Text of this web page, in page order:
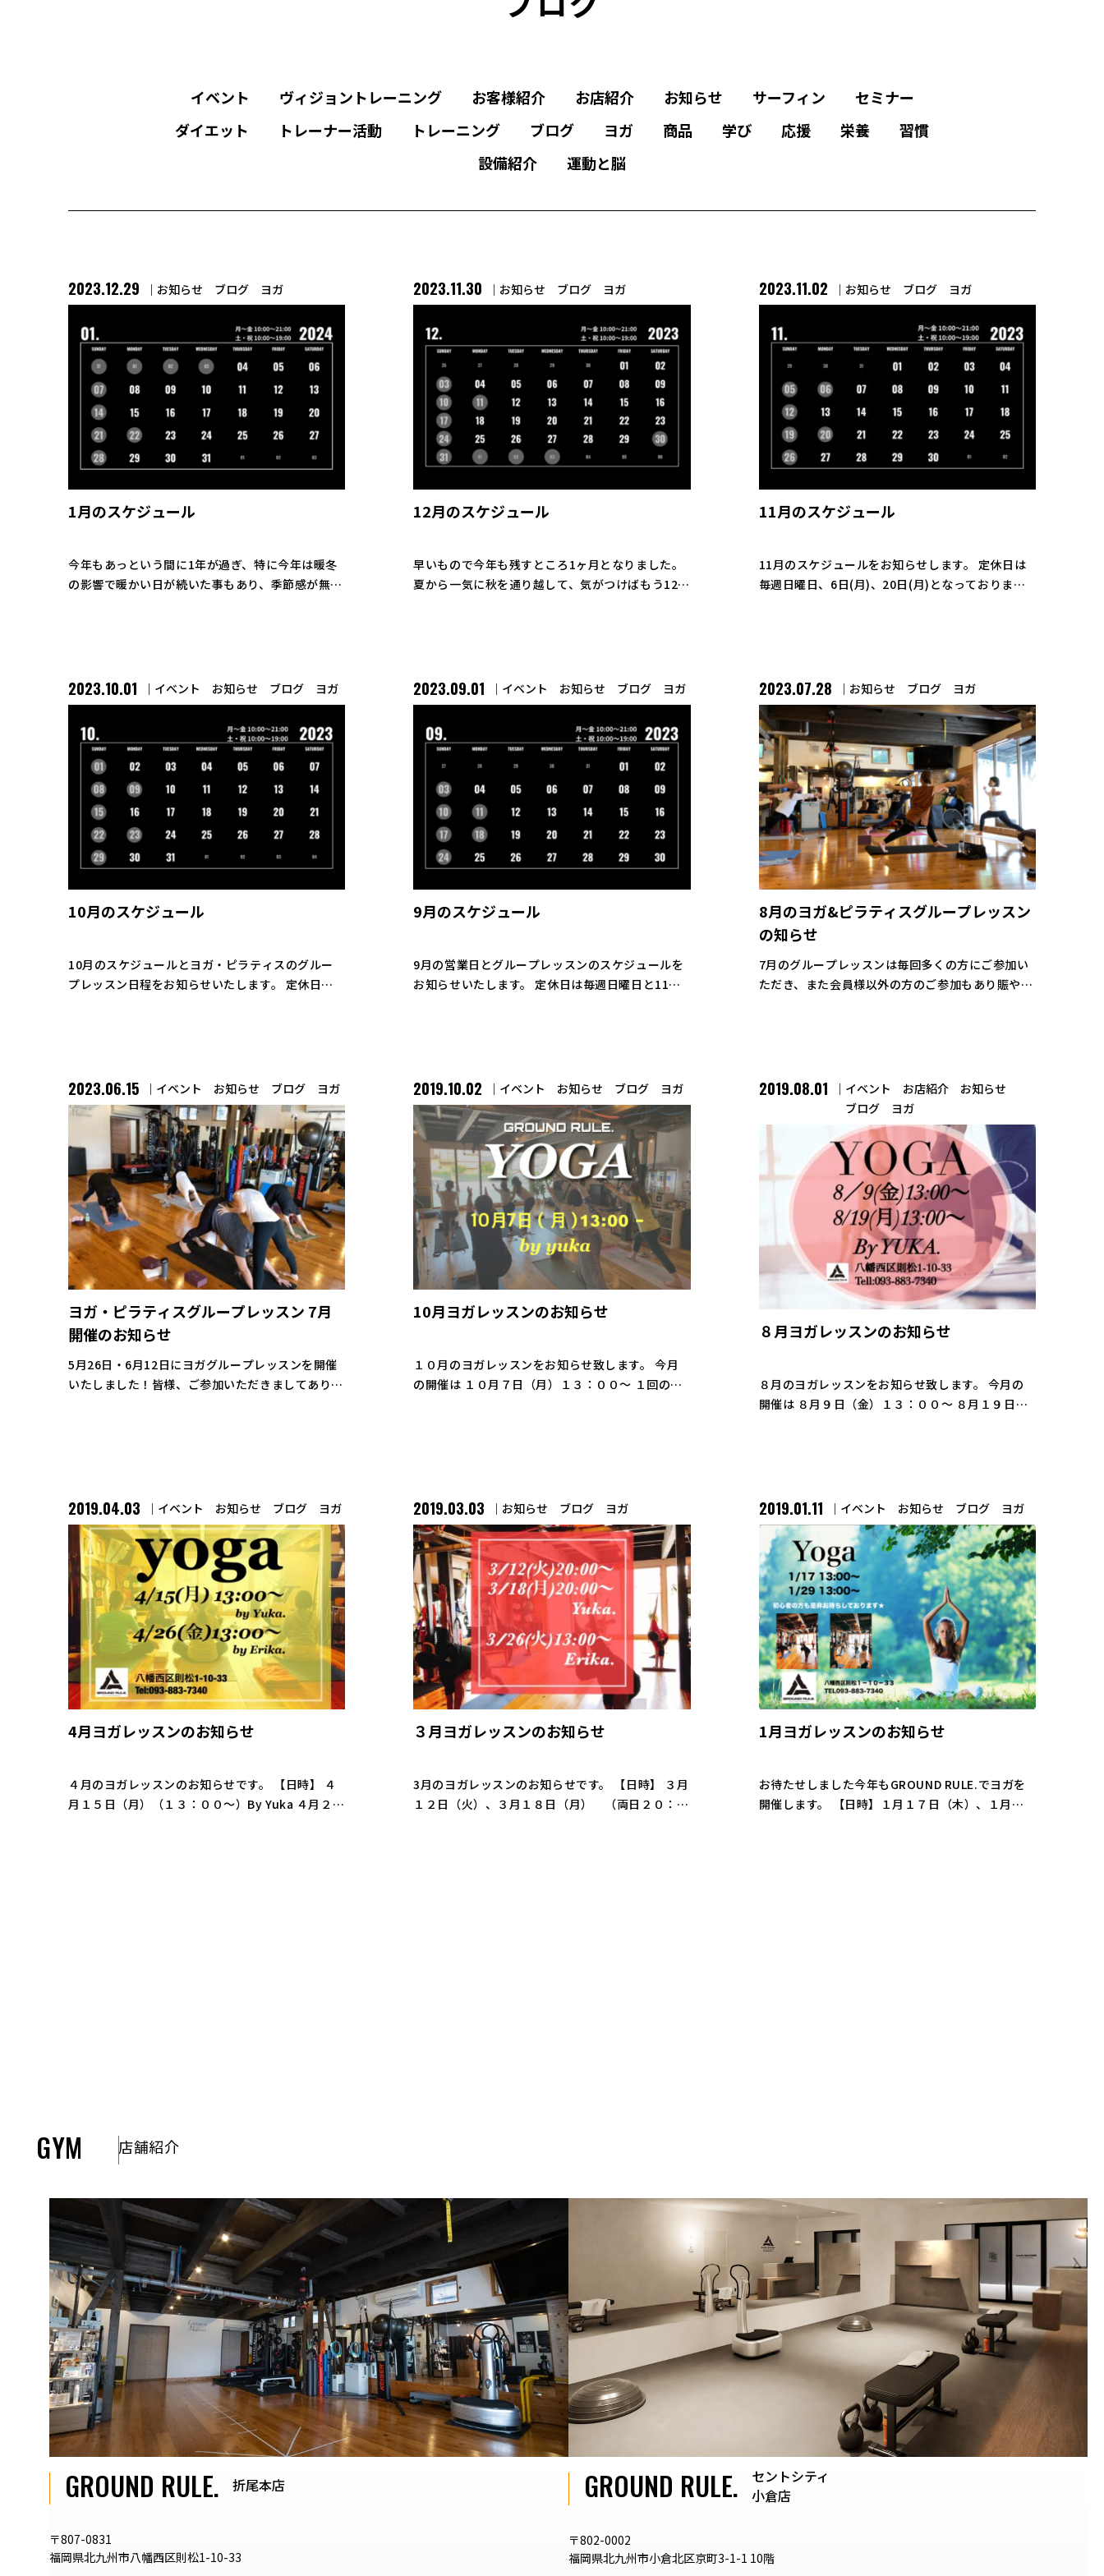
イベント ヴィジョントレーニング お客様紹介 お店紹介 お知らせ サーフィン
セミナー
ダイエット
トレーナー活動 トレーニング ブログ ヨガ 商品 学び 応援 栄養
習慣
設備紹介
運動と脳
2023.12.29 お知らせ ブログ ヨガ
1月のスケジュール
今年もあっという間に1年が過ぎ、特に今年は暖冬
の影響で暖かい日が続いた事もあり、季節感が無く
2023.11.30 お知らせ ブログ ヨガ
12月のスケジュール
早いもので今年も残すところ1ヶ月となりました。
夏から一気に秋を通り越して、気がつけばもう12月
2023.11.02 お知らせ ブログ ヨガ
11月のスケジュール
11月のスケジュールをお知らせします。 定休日は
毎週日曜日、6日(月)、20日(月)となっておりま
2023.10.01 イベント お知らせ ブログ ヨガ
10月のスケジュール
10月のスケジュールとヨガ・ピラティスのグルー
プレッスン日程をお知らせいたします。 定休日は
2023.09.01 イベント お知らせ ブログ ヨガ
9月のスケジュール
9月の営業日とグループレッスンのスケジュールを
お知らせいたします。 定休日は毎週日曜日と11日
2023.07.28 お知らせ ブログ ヨガ
8月のヨガ&ピラティスグループレッスン
の知らせ
7月のグループレッスンは毎回多くの方にご参加い
ただき、また会員様以外の方のご参加もあり賑やか
2023.06.15 イベント お知らせ ブログ ヨガ
ヨガ・ピラティスグループレッスン 7月
開催のお知らせ
5月26日・6月12日にヨガグループレッスンを開催
いたしました！皆様、ご参加いただきましてありが
2019.10.02 イベント お知らせ ブログ ヨガ
10月ヨガレッスンのお知らせ
１０月のヨガレッスンをお知らせ致します。 今月
の開催は １０月７日（月）１３：００〜 １回のみ
2019.08.01 イベント お店紹介
お知らせ
ブログ
ヨガ
８月ヨガレッスンのお知らせ
８月のヨガレッスンをお知らせ致します。 今月の
開催は ８月９日（金）１３：００〜 ８月１９日
2019.04.03 イベント お知らせ ブログ ヨガ
4月ヨガレッスンのお知らせ
４月のヨガレッスンのお知らせです。 【日時】 ４
月１５日（月）（１３：００〜）By Yuka ４月２６
2019.03.03 お知らせ ブログ ヨガ
３月ヨガレッスンのお知らせ
3月のヨガレッスンのお知らせです。 【日時】 ３月
１２日（火）、３月１８日（月） （両日２０：０
2019.01.11 イベント お知らせ ブログ ヨガ
1月ヨガレッスンのお知らせ
お待たせしました今年もGROUND RULE.でヨガを
開催します。 【日時】１月１７日（木）、１月２
GYM 店舗紹介
GROUND RULE. 折尾本店
〒807-0831
福岡県北九州市八幡西区則松1-10-33
GROUND RULE.
セントシティ
小倉店
〒802-0002
福岡県北九州市小倉北区京町3-1-1 10階